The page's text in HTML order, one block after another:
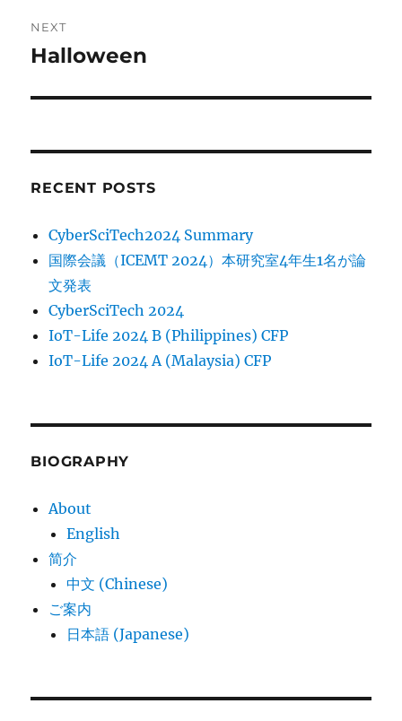
NEXT
Next
Halloween
RECENT POSTS
CyberSciTech2024 Summary
国際会議（ICEMT 2024）本研究室4年生1名が論
文発表
CyberSciTech 2024
IoT-Life 2024 B (Philippines) CFP
IoT-Life 2024 A (Malaysia) CFP
BIOGRAPHY
About
English
简介
中文 (Chinese)
ご案内
日本語 (Japanese)